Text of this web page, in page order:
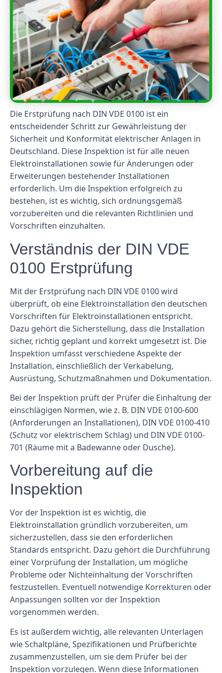
Die Erstprüfung nach DIN VDE 0100 ist ein
entscheidender Schritt zur Gewährleistung der
Sicherheit und Konformität elektrischer Anlagen in
Deutschland. Diese Inspektion ist für alle neuen
Elektroinstallationen sowie für Änderungen oder
Erweiterungen bestehender Installationen
erforderlich. Um die Inspektion erfolgreich zu
bestehen, ist es wichtig, sich ordnungsgemäß
vorzubereiten und die relevanten Richtlinien und
Vorschriften einzuhalten.
Verständnis der DIN VDE
0100 Erstprüfung
Mit der Erstprüfung nach DIN VDE 0100 wird
überprüft, ob eine Elektroinstallation den deutschen
Vorschriften für Elektroinstallationen entspricht.
Dazu gehört die Sicherstellung, dass die Installation
sicher, richtig geplant und korrekt umgesetzt ist. Die
Inspektion umfasst verschiedene Aspekte der
Installation, einschließlich der Verkabelung,
Ausrüstung, Schutzmaßnahmen und Dokumentation.
Bei der Inspektion prüft der Prüfer die Einhaltung der
einschlägigen Normen, wie z. B. DIN VDE 0100-600
(Anforderungen an Installationen), DIN VDE 0100-410
(Schutz vor elektrischem Schlag) und DIN VDE 0100-
701 (Räume mit a Badewanne oder Dusche).
Vorbereitung auf die
Inspektion
Vor der Inspektion ist es wichtig, die
Elektroinstallation gründlich vorzubereiten, um
sicherzustellen, dass sie den erforderlichen
Standards entspricht. Dazu gehört die Durchführung
einer Vorprüfung der Installation, um mögliche
Probleme oder Nichteinhaltung der Vorschriften
festzustellen. Eventuell notwendige Korrekturen oder
Anpassungen sollten vor der Inspektion
vorgenommen werden.
Es ist außerdem wichtig, alle relevanten Unterlagen
wie Schaltpläne, Spezifikationen und Prüfberichte
zusammenzustellen, um sie dem Prüfer bei der
Inspektion vorzulegen. Wenn diese Informationen